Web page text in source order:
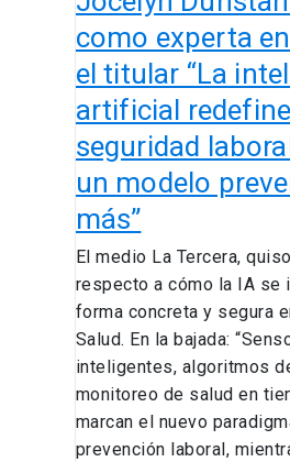
como experta
el titular “La
artificial
seguridad
un modelo
más”
El medio La Tercera,
respecto a cómo la IA se
forma concreta y segura
Salud. En la bajada:
inteligentes, algoritmos
monitoreo de salud en
marcan el nuevo
prevención laboral,
inteligencia
artificial
redefine
la
salud
y
seguridad
laboral
en
Chile:
un
modelo
preventivo
más”